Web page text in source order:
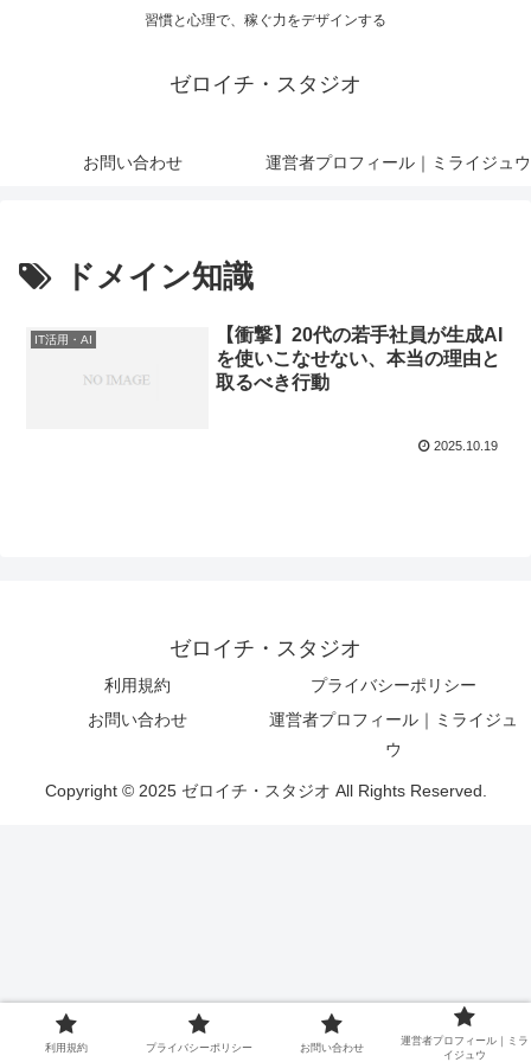
習慣と心理で、稼ぐ力をデザインする
ゼロイチ・スタジオ
お問い合わせ 運営者プロフィール｜ミライジュウ
ドメイン知識
IT活用・AI
【衝撃】20代の若手社員が生成AI
を使いこなせない、本当の理由と
取るべき行動
2025.10.19
ゼロイチ・スタジオ
利用規約
プライバシーポリシー
お問い合わせ
運営者プロフィール｜ミライジュ
ウ
Copyright © 2025 ゼロイチ・スタジオ All Rights Reserved.
利用規約 プライバシーポリシー お問い合わせ
運営者プロフィール｜ミラ
イジュウ